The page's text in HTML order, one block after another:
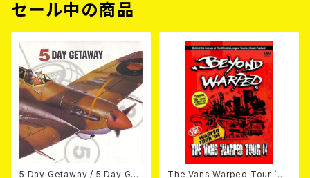
セール中の商品
5 Day Getaway / 5 Day Get
The Vans Warped Tour `04